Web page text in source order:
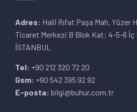
Adres: Halil Rıfat Paşa Mah. Yüzer
Ticaret Merkezi B Blok Kat: 4-5-6 İç
İSTANBUL
Tel: +90 212 320 72 20
Gsm: +90 542 395 92 92
E-posta: bilgi@buhur.com.tr